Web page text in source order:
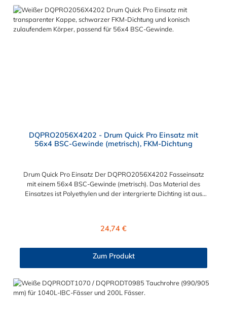
DQPRO2056X4202 - Drum Quick Pro Einsatz mit
56x4 BSC-Gewinde (metrisch), FKM-Dichtung
Drum Quick Pro Einsatz Der DQPRO2056X4202 Fasseinsatz
mit einem 56x4 BSC-Gewinde (metrisch). Das Material des
Einsatzes ist Polyethylen und der intergrierte Dichting ist aus
Tauchrohren und Farbcodierungen der DrumQuik PRO Serie
Regulärer Preis:
24,74 €
Zum Produkt